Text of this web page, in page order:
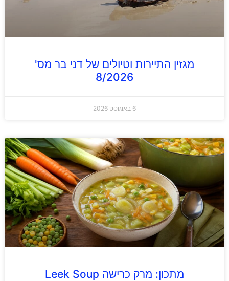
מגזין התיירות וטיולים של דני בר מס'
8/2026
6 באוגוסט 2026
מתכון: מרק כרישה Leek Soup